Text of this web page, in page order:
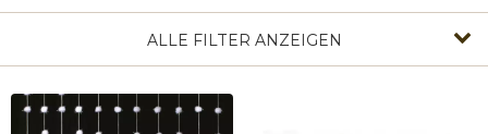
ALLE FILTER ANZEIGEN